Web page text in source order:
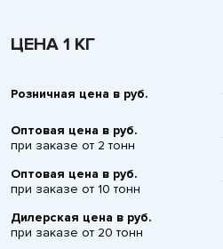
ЦЕНА 1 КГ
Розничная цена в руб.
Оптовая цена в руб.
при заказе от 2 тонн
Оптовая цена в руб.
при заказе от 10 тонн
Дилерская цена в руб.
при заказе от 20 тонн